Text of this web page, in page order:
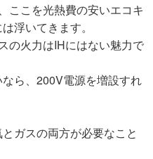
ここを光熱費の安いエコキ
浮いてきます。
の火力はIHにはない魅力で
ら、200V電源を増設すれ
ガスの両方が必要なこと